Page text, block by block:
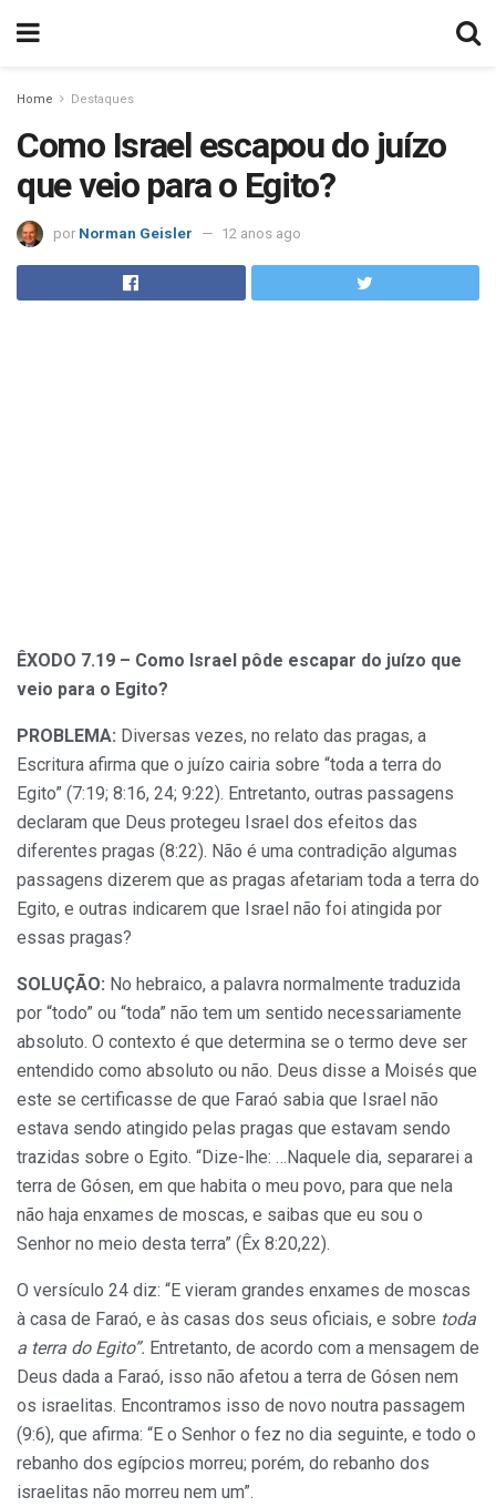
Home Destaques
Como Israel escapou do juízo
que veio para o Egito?
por Norman Geisler 12 anos ago
ÊXODO 7.19 – Como Israel pôde escapar do juízo que
veio para o Egito?
PROBLEMA: Diversas vezes, no relato das pragas, a
Escritura afirma que o juízo cairia sobre “toda a terra do
Egito” (7:19; 8:16, 24; 9:22). Entretanto, outras passagens
declaram que Deus protegeu Israel dos efeitos das
diferentes pragas (8:22). Não é uma contradição algumas
passagens dizerem que as pragas afetariam toda a terra do
Egito, e outras indicarem que Israel não foi atingida por
essas pragas?
SOLUÇÃO: No hebraico, a palavra normalmente traduzida
por “todo” ou “toda” não tem um sentido necessariamente
absoluto. O contexto é que determina se o termo deve ser
entendido como absoluto ou não. Deus disse a Moisés que
este se certificasse de que Faraó sabia que Israel não
estava sendo atingido pelas pragas que estavam sendo
trazidas sobre o Egito. “Dize-lhe: …Naquele dia, separarei a
terra de Gósen, em que habita o meu povo, para que nela
não haja enxames de moscas, e saibas que eu sou o
Senhor no meio desta terra” (Êx 8:20,22).
O versículo 24 diz: “E vieram grandes enxames de moscas
à casa de Faraó, e às casas dos seus oficiais, e sobre toda
a terra do Egito”. Entretanto, de acordo com a mensagem de
Deus dada a Faraó, isso não afetou a terra de Gósen nem
os israelitas. Encontramos isso de novo noutra passagem
(9:6), que afirma: “E o Senhor o fez no dia seguinte, e todo o
rebanho dos egípcios morreu; porém, do rebanho dos
israelitas não morreu nem um”.